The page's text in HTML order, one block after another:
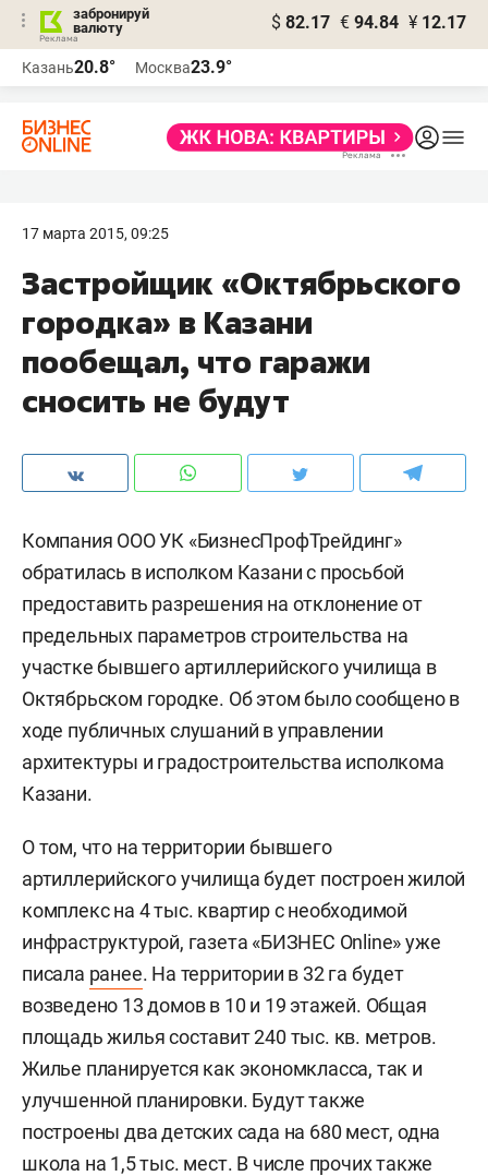
забронируй
валюту
$ 82.17 € 94.84 ¥ 12.17
Казань20.8° Москва23.9°
17 марта 2015, 09:25
Застройщик «Октябрьского
городка» в Казани
пообещал, что гаражи
сносить не будут
Компания ООО УК «БизнесПрофТрейдинг»
обратилась в исполком Казани с просьбой
предоставить разрешения на отклонение от
предельных параметров строительства на
участке бывшего артиллерийского училища в
Октябрьском городке. Об этом было сообщено в
ходе публичных слушаний в управлении
архитектуры и градостроительства исполкома
Казани.
О том, что на территории бывшего
артиллерийского училища будет построен жилой
комплекс на 4 тыс. квартир с необходимой
инфраструктурой, газета «БИЗНЕС Online» уже
писала ранее. На территории в 32 га будет
возведено 13 домов в 10 и 19 этажей. Общая
площадь жилья составит 240 тыс. кв. метров.
Жилье планируется как экономкласса, так и
улучшенной планировки. Будут также
построены два детских сада на 680 мест, одна
школа на 1,5 тыс. мест. В числе прочих также